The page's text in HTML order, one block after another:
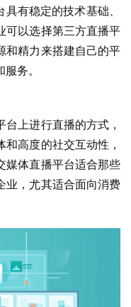
有稳定的技术基础、
可以选择第三方直播平
和精力来搭建自己的平
务。
上进行直播的方式，
高度的社交互动性，
媒体直播平台适合那些
业，尤其适合面向消费